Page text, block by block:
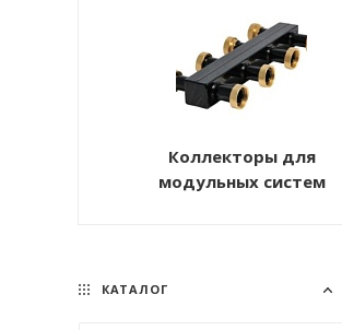
Коллекторы для
модульных систем
КАТАЛОГ